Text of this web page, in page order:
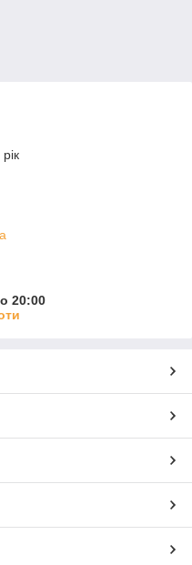
20:00